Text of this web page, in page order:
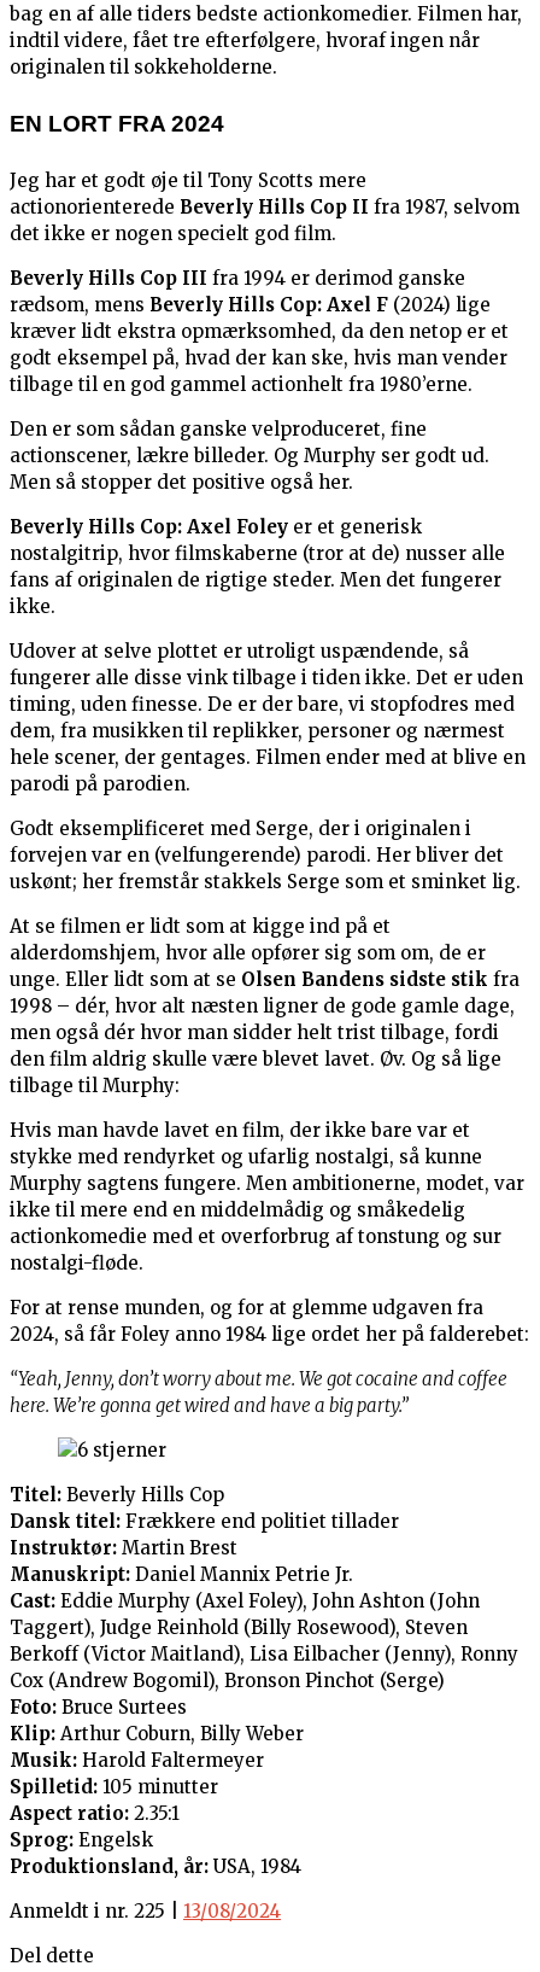
bag en af alle tiders bedste actionkomedier. Filmen har,
indtil videre, fået tre efterfølgere, hvoraf ingen når
originalen til sokkeholderne.
EN LORT FRA 2024
Jeg har et godt øje til Tony Scotts mere
actionorienterede Beverly Hills Cop II fra 1987, selvom
det ikke er nogen specielt god film.
Beverly Hills Cop III fra 1994 er derimod ganske
rædsom, mens Beverly Hills Cop: Axel F (2024) lige
kræver lidt ekstra opmærksomhed, da den netop er et
godt eksempel på, hvad der kan ske, hvis man vender
tilbage til en god gammel actionhelt fra 1980’erne.
Den er som sådan ganske velproduceret, fine
actionscener, lækre billeder. Og Murphy ser godt ud.
Men så stopper det positive også her.
Beverly Hills Cop: Axel Foley er et generisk
nostalgitrip, hvor filmskaberne (tror at de) nusser alle
fans af originalen de rigtige steder. Men det fungerer
ikke.
Udover at selve plottet er utroligt uspændende, så
fungerer alle disse vink tilbage i tiden ikke. Det er uden
timing, uden finesse. De er der bare, vi stopfodres med
dem, fra musikken til replikker, personer og nærmest
hele scener, der gentages. Filmen ender med at blive en
parodi på parodien.
Godt eksemplificeret med Serge, der i originalen i
forvejen var en (velfungerende) parodi. Her bliver det
uskønt; her fremstår stakkels Serge som et sminket lig.
At se filmen er lidt som at kigge ind på et
alderdomshjem, hvor alle opfører sig som om, de er
unge. Eller lidt som at se Olsen Bandens sidste stik fra
1998 – dér, hvor alt næsten ligner de gode gamle dage,
men også dér hvor man sidder helt trist tilbage, fordi
den film aldrig skulle være blevet lavet. Øv. Og så lige
tilbage til Murphy:
Hvis man havde lavet en film, der ikke bare var et
stykke med rendyrket og ufarlig nostalgi, så kunne
Murphy sagtens fungere. Men ambitionerne, modet, var
ikke til mere end en middelmådig og småkedelig
actionkomedie med et overforbrug af tonstung og sur
nostalgi-fløde.
For at rense munden, og for at glemme udgaven fra
2024, så får Foley anno 1984 lige ordet her på falderebet:
“Yeah, Jenny, don’t worry about me. We got cocaine and coffee
here. We’re gonna get wired and have a big party.”
Titel: Beverly Hills Cop
Dansk titel: Frækkere end politiet tillader
Instruktør: Martin Brest
Manuskript: Daniel Mannix Petrie Jr.
Cast: Eddie Murphy (Axel Foley), John Ashton (John
Taggert), Judge Reinhold (Billy Rosewood), Steven
Berkoff (Victor Maitland), Lisa Eilbacher (Jenny), Ronny
Cox (Andrew Bogomil), Bronson Pinchot (Serge)
Foto: Bruce Surtees
Klip: Arthur Coburn, Billy Weber
Musik: Harold Faltermeyer
Spilletid: 105 minutter
Aspect ratio: 2.35:1
Sprog: Engelsk
Produktionsland, år: USA, 1984
Anmeldt i nr. 225 | 13/08/2024
Del dette